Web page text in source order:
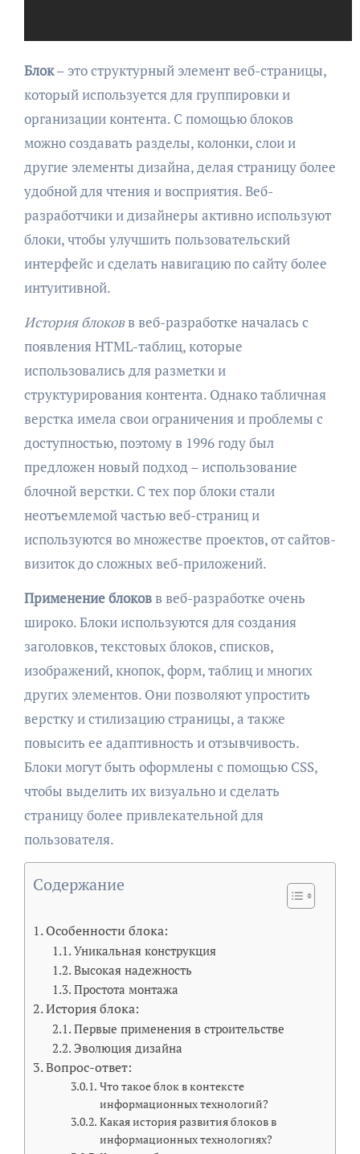
Блок– это структурный элемент веб-страницы,
который используется для группировки и
организации контента. С помощью блоков
можно создавать разделы, колонки, слои и
другие элементы дизайна, делая страницу более
удобной для чтения и восприятия. Веб-
разработчики и дизайнеры активно используют
блоки, чтобы улучшить пользовательский
интерфейс и сделать навигацию по сайту более
интуитивной.
История блоковв веб-разработке началась с
появления HTML-таблиц, которые
использовались для разметки и
структурирования контента. Однако табличная
верстка имела свои ограничения и проблемы с
доступностью, поэтому в 1996 году был
предложен новый подход – использование
блочной верстки. С тех пор блоки стали
неотъемлемой частью веб-страниц и
используются во множестве проектов, от сайтов-
визиток до сложных веб-приложений.
Применение блоковв веб-разработке очень
широко. Блоки используются для создания
заголовков, текстовых блоков, списков,
изображений, кнопок, форм, таблиц и многих
других элементов. Они позволяют упростить
верстку и стилизацию страницы, а также
повысить ее адаптивность и отзывчивость.
Блоки могут быть оформлены с помощью CSS,
чтобы выделить их визуально и сделать
страницу более привлекательной для
пользователя.
Содержание
Особенности блока:
Уникальная конструкция
Высокая надежность
Простота монтажа
История блока:
Первые применения в строительстве
Эволюция дизайна
Вопрос-ответ:
Что такое блок в контексте
информационных технологий?
Какая история развития блоков в
информационных технологиях?